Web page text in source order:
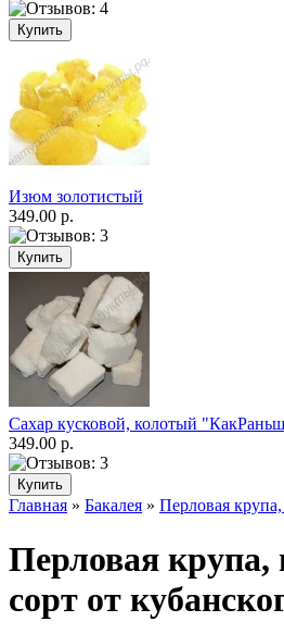
Изюм золотистый
349.00 р.
Сахар кусковой, колотый
349.00 р.
Главная » Бакалея » Перловая
Перловая
сорт от